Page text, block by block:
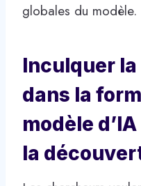
globales du modèle.
Inculquer
dans la
modèle
la